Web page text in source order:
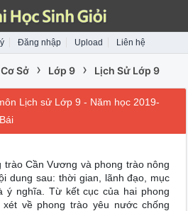
Đăng nhập Upload Liên hệ
Sở › Lớp 9 › Lịch Sử Lớp 9
Lịch sử Lớp 9 - Năm học 2019-
trào Cần Vương và phong trào nông
dung sau: thời gian, lãnh đạo, mục
ý nghĩa. Từ kết cục của hai phong
về phong trào yêu nước chống